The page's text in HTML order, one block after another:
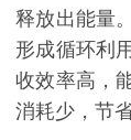
释放出能量
形成循环利
收效率高，
消耗少，节